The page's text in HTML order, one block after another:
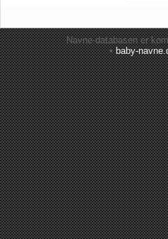
Navne-databasen er
•baby-